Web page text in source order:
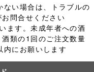
い場合は、トラブルの
問合せください
ます。未成年者への酒
類の1回のご注文数量
にお願いします